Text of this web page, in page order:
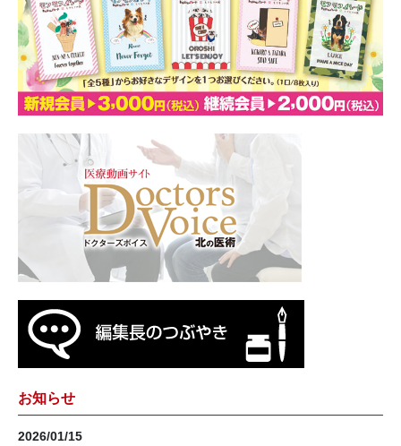
お知らせ
2026/01/15